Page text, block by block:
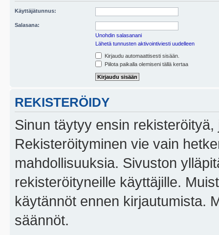
Käyttäjätunnus:
Salasana:
Unohdin salasanani
Lähetä tunnusten aktivointiviesti uudelleen
Kirjaudu automaattisesti sisään.
Piilota paikalla olemiseni tällä kertaa
REKISTERÖIDY
Sinun täytyy ensin
Rekisteröityminen vie vain
mahdollisuuksia. Sivuston
rekisteröityneille käyttäjille.
käytännöt ennen kirjautumista.
säännöt.